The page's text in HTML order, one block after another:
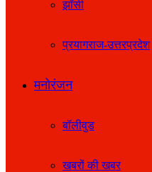
झाँसी
प्रयागराज-उत्तरप्रदेश
मनोरंजन
बॉलीवुड
खबरों की खबर